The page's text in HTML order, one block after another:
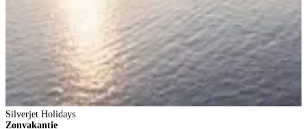
Silverjet Holidays
Zonvakantie